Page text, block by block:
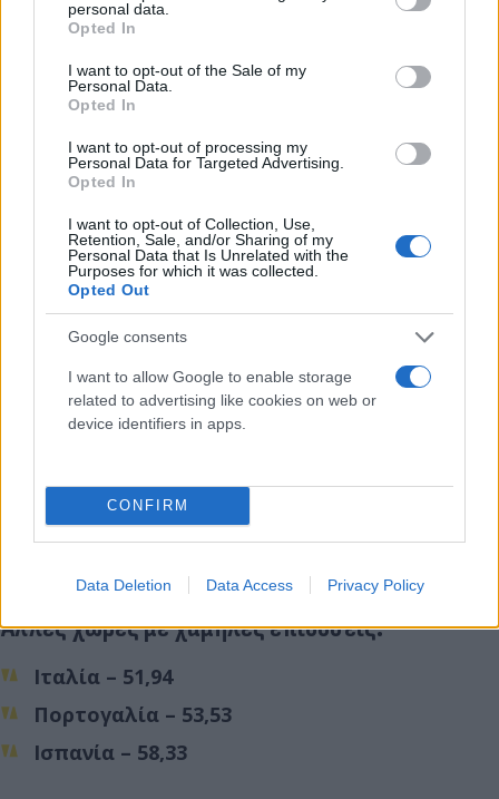
grant or deny consent to Google and its third-party tags to
use your data for below specified purposes in below Google
consent section.
personal data.
Opted In
I want to opt-out of the Sale of my
Personal Data.
Opted In
I want to opt-out of processing my
Personal Data for Targeted Advertising.
Opted In
I want to opt-out of Collection, Use,
Retention, Sale, and/or Sharing of my
Personal Data that Is Unrelated with the
Purposes for which it was collected.
Opted Out
Google consents
I want to allow Google to enable storage
related to advertising like cookies on web or
device identifiers in apps.
CONFIRM
Data Deletion Data Access Privacy Policy
Άλλες χώρες με χαμηλές επιδόσεις:
Ιταλία – 51,94
Πορτογαλία – 53,53
Ισπανία – 58,33